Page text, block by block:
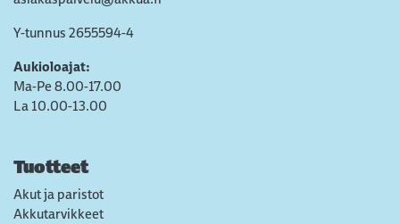
Y-tunnus 2655594-4
Aukioloajat:
Ma-Pe 8.00-17.00
La 10.00-13.00
Tuotteet
Akut ja paristot
Akkutarvikkeet